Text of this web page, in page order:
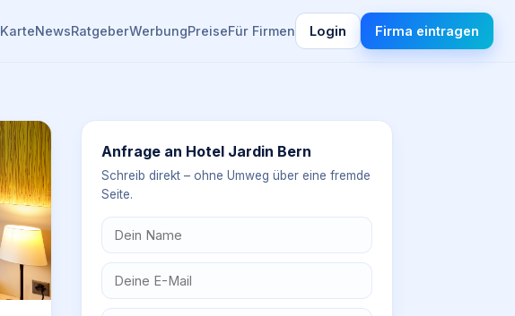
KarteNewsRatgeberWerbungPreiseFür Firmen Login Firma eintragen
Anfrage an Hotel Jardin Bern
Schreib direkt – ohne Umweg über eine fremde
Seite.